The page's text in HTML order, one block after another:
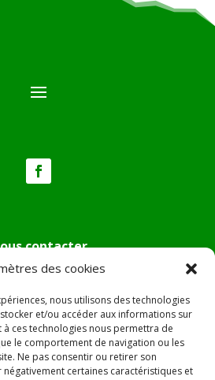
des cookies
nous utilisons des technologies
et/ou accéder aux informations sur
ces technologies nous permettra de
le comportement de navigation ou les
Ne pas consentir ou retirer son
certaines caractéristiques et
contacter
:04.95.36.24.02
de ville de Pietra di Verde
Le village
Pietra di Verde